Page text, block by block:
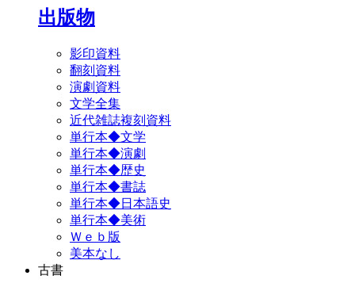
出版物
影印資料
翻刻資料
演劇資料
文学全集
近代雑誌複刻資料
単行本◆文学
単行本◆演劇
単行本◆歴史
単行本◆書誌
単行本◆日本語史
単行本◆美術
Ｗｅｂ版
美本なし
古書